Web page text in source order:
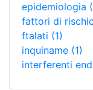
epidemiologia
fattori di
ftalati (1)
inquiname (1)
interferenti